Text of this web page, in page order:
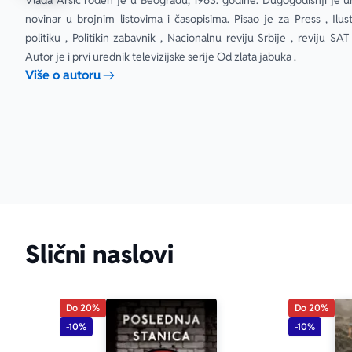
van
„Ovo je
novinar u brojnim listovima i časopisima. Pisao je za Press ,
politiku , Politikin zabavnik , Nacionalnu reviju Srbije , reviju
Autor je i prvi urednik televizijske serije Od zlata jabuka .
Više o autoru
Slični naslovi
Do 20%
-10%
Do 20%
-10%